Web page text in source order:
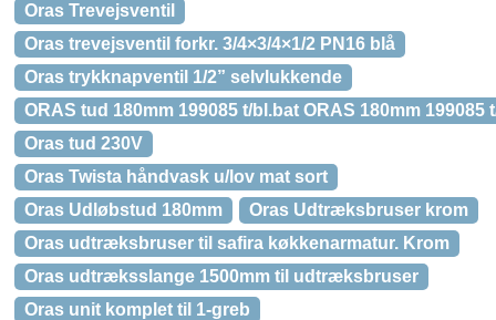
Oras Trevejsventil
Oras trevejsventil forkr. 3/4×3/4×1/2 PN16 blå
Oras trykknapventil 1/2” selvlukkende
ORAS tud 180mm 199085 t/bl.bat ORAS 180mm 199085
Oras tud 230V
Oras Twista håndvask u/lov mat sort
Oras Udløbstud 180mm
Oras Udtræksbruser krom
Oras udtræksbruser til safira køkkenarmatur. Krom
Oras udtræksslange 1500mm til udtræksbruser
Oras unit komplet til 1-greb